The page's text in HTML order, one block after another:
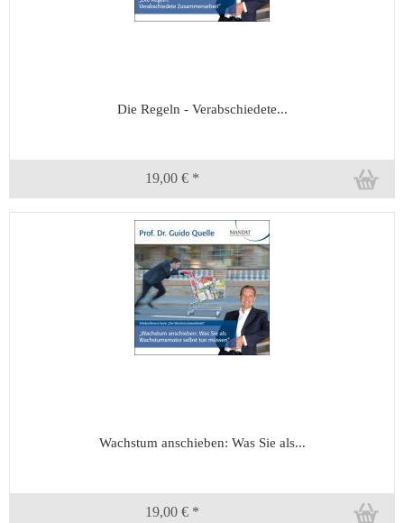
Die Regeln - Verabschiedete...
19,00 € *
Wachstum anschieben: Was Sie als...
19,00 € *